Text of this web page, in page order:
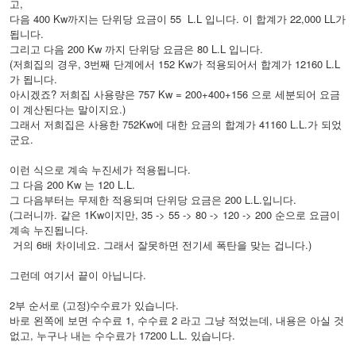
고,
다음 400 Kw까지는 단위당 요금이 55 L.L 입니다. 이 합계가 22,000 LL가
됩니다.
그리고 다음 200 Kw 까지 단위당 요금은 80 L.L 입니다.
(저희집의 경우, 3번째 단계에서 152 Kw가 적용되어서 합계가 12160 L.L
가 됩니다.
아시겠죠? 저희집 사용량은 757 Kw = 200+400+156 으로 세분되어 요금
이 계산된다는 말이지요.)
그래서 저희집은 사용한 752Kw에 대한 요금의 합계가 41160 L.L.가 되었
군요.
이런 식으로 계속 누진세가 적용됩니다.
그 다음 200 Kw 는 120 L.L.
그 다음부터는 무제한 적용되며 단위당 요금은 200 L.L.입니다.
(그러니까. 같은 1Kw이지만, 35 -> 55 -> 80 -> 120 -> 200 순으로 요금이
계속 누진됩니다.
거의 6배 차이네요. 그래서 잘못하면 전기세 폭탄을 맞는 겁니다.)
그런데 여기서 끝이 아닙니다.
2부 순서로 (고정)수수료가 있습니다.
바로 왼쪽에 보면 수수료 1, 수수료 2 라고 그냥 적었는데, 내용은 아실 것
없고, 누구나 내는 수수료가 17200 L.L. 있습니다.